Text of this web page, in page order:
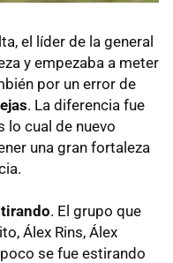
el líder de la general
y empezaba a meter
por un error de
. La diferencia fue
lo cual de nuevo
una gran fortaleza
. El grupo que
Álex Rins, Álex
se fue estirando